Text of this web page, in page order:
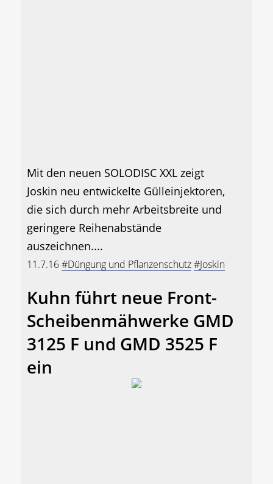
Mit den neuen SOLODISC XXL zeigt
Joskin neu entwickelte Gülleinjektoren,
die sich durch mehr Arbeitsbreite und
geringere Reihenabstände
auszeichnen....
11.7.16#Düngung und Pflanzenschutz#Joskin
Kuhn führt neue Front-
Scheibenmähwerke GMD
3125 F und GMD 3525 F
ein